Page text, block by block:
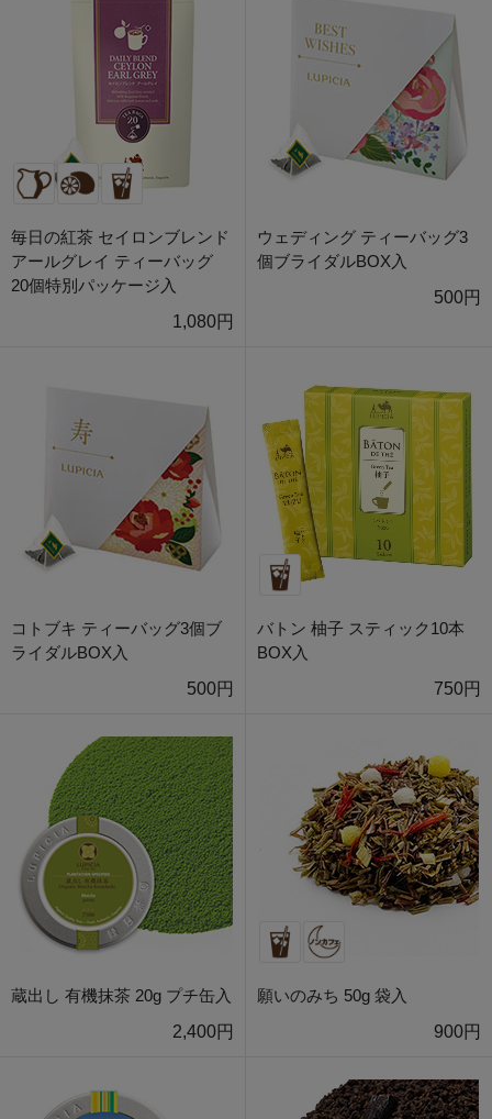
毎日の紅茶 セイロンブレンド
アールグレイ ティーバッグ
20個特別パッケージ入
1,080円
ウェディング ティーバッグ3
個ブライダルBOX入
500円
コトブキ ティーバッグ3個ブ
ライダルBOX入
500円
バトン 柚子 スティック10本
BOX入
750円
蔵出し 有機抹茶 20g プチ缶入
2,400円
願いのみち 50g 袋入
900円